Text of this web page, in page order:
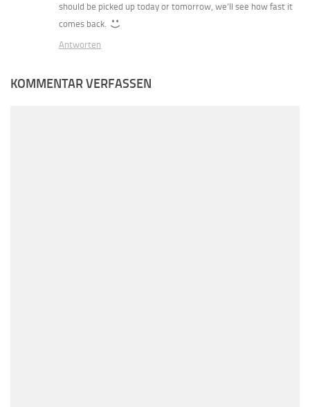
should be picked up today or tomorrow, we’ll see how fast it
comes back.
Antworten
KOMMENTAR VERFASSEN